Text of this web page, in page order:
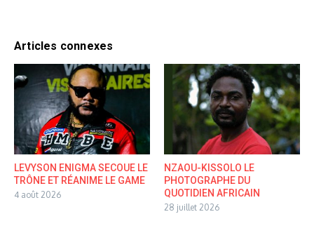
Articles connexes
LEVYSON ENIGMA SECOUE LE
TRÔNE ET RÉANIME LE GAME
4 août 2026
NZAOU-KISSOLO LE
PHOTOGRAPHE DU
QUOTIDIEN AFRICAIN
28 juillet 2026